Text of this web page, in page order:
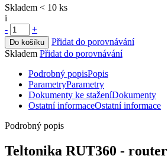
Skladem < 10 ks
i
-
+
Do košíku
Přidat do porovnávání
Skladem Přidat do porovnávání
Podrobný popisPopis
ParametryParametry
Dokumenty ke staženíDokumenty
Ostatní informaceOstatní informace
Podrobný popis
Teltonika RUT360 - router